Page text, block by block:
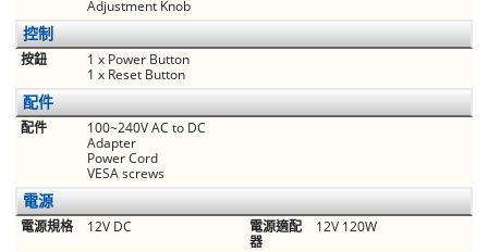
Adjustment Knob
控制
按鈕
1 x Power Button
1 x Reset Button
配件
配件
100~240V AC to DC
Adapter
Power Cord
VESA screws
電源
電源規格 12V DC
電源適配
器
12V 120W